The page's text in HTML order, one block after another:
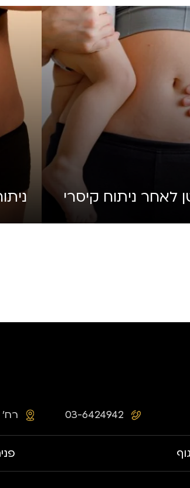
לאחר ניתוח קיסרי
03-6424942 רח׳
גוף